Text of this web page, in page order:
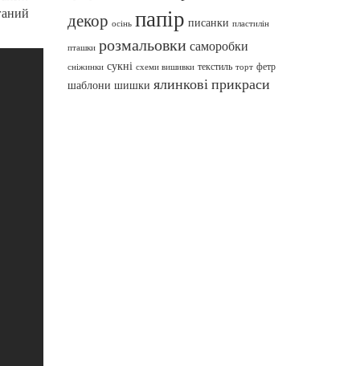
декор осінь папір писанки пластилін
пташки розмальовки саморобки
сніжинки сукні схеми вишивки текстиль торт фетр
шаблони шишки ялинкові прикраси